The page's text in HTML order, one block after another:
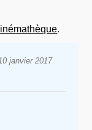
.
janvier 2017